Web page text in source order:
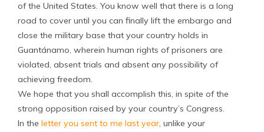
of the United States. You know well that there is a long
road to cover until you can finally lift the embargo and
close the military base that your country holds in
Guantánamo, wherein human rights of prisoners are
violated, absent trials and absent any possibility of
achieving freedom.
We hope that you shall accomplish this, in spite of the
strong opposition raised by your country’s Congress.
In the letter you sent to me last year, unlike your